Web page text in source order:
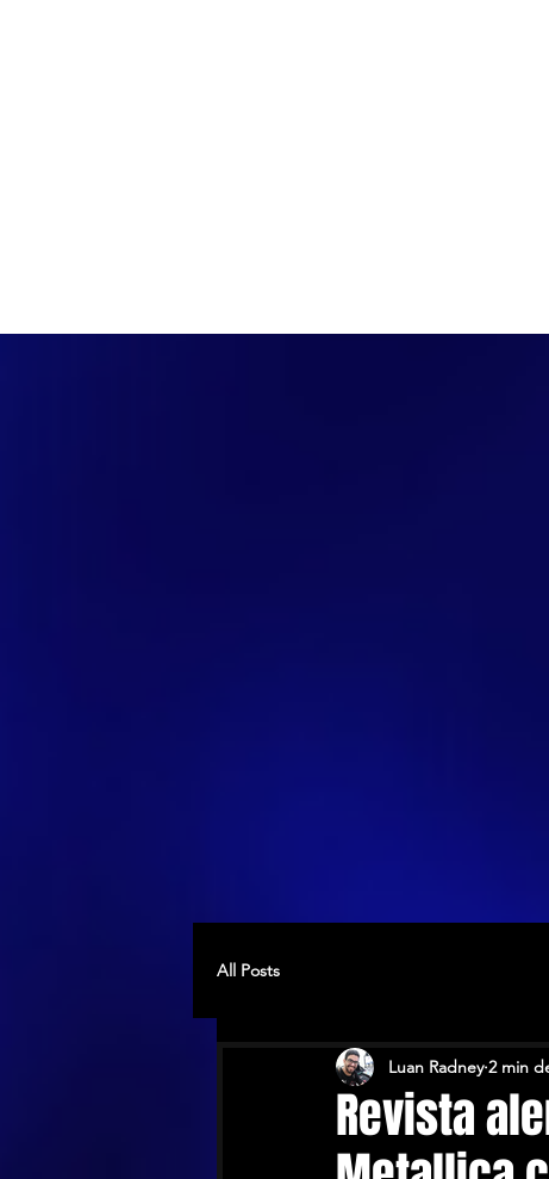
All Posts
Revista
Luan Radney 2 min